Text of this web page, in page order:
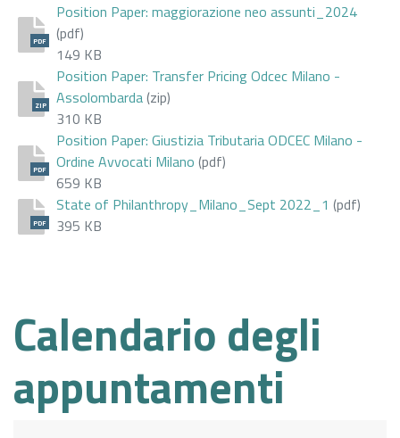
PDF
Position Paper: maggiorazione neo assunti_2024
(pdf)
149 KB
ZIP
Position Paper: Transfer Pricing Odcec Milano -
Assolombarda(zip)
310 KB
PDF
Position Paper: Giustizia Tributaria ODCEC Milano -
Ordine Avvocati Milano (pdf)
659 KB
PDF
State of Philanthropy_Milano_Sept 2022_1 (pdf)
395 KB
Calendario degli
appuntamenti